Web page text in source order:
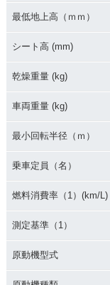
最低地上高（ｍｍ）
シート高 (mm)
乾燥重量 (kg)
車両重量 (kg)
最小回転半径（ｍ）
乗車定員（名）
燃料消費率（1）(km/L)
測定基準（1）
原動機型式